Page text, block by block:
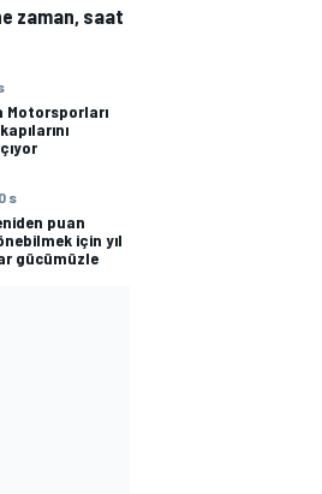
zaman, saat
Motorsporları
s
puan
için yıl
gücümüzle